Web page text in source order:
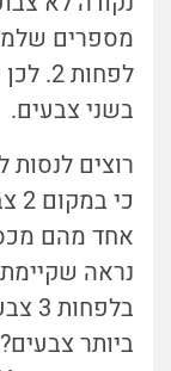
בשני צבעים.
רוצים
אחד מהם
נראה
ביותר